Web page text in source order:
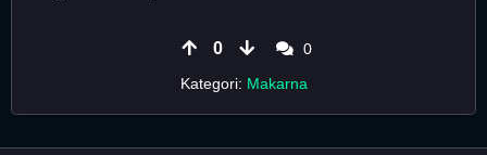
0
0
Kategori: Makarna